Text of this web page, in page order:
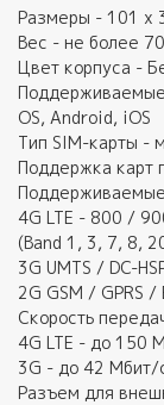
Размеры - 101 х
Вес - не более
Цвет корпуса -
OS, Android, iOS
Тип SIM-карты -
Поддержка карт
4G LTE - 800 /
(Band 1, 3, 7, 8,
3G UMTS / DC-
2G GSM / GPRS
Скорость
4G LTE - до 150
3G - до 42
Разъем для